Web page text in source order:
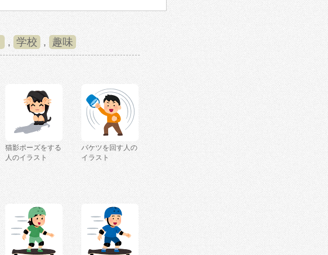
, 学校 , 趣味
猫影ポーズをする
人のイラスト
バケツを回す人の
イラスト